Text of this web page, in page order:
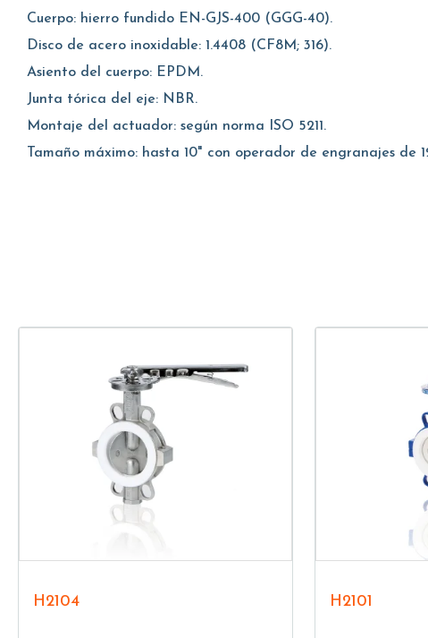
Cuerpo: hierro fundido EN-GJS-400 (GGG-40).
Disco de acero inoxidable: 1.4408 (CF8M; 316).
Asiento del cuerpo: EPDM.
Junta tórica del eje: NBR.
Montaje del actuador: según norma ISO 5211.
Tamaño máximo: hasta 10" con operador de engranajes de
H2104 H2101